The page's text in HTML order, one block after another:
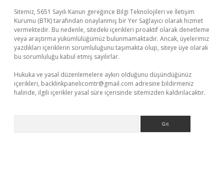
Sitemiz, 5651 Sayılı Kanun gereğince Bilgi Teknolojileri ve İletişim
Kurumu (BTK) tarafından onaylanmış bir Yer Sağlayıcı olarak hizmet
vermektedir. Bu nedenle, sitedeki içerikleri proaktif olarak denetleme
veya araştırma yükümlülüğümüz bulunmamaktadır. Ancak, üyelerimiz
yazdıkları içeriklerin sorumluluğunu taşımakta olup, siteye üye olarak
bu sorumluluğu kabul etmiş sayılırlar.
Hukuka ve yasal düzenlemelere aykırı olduğunu düşündüğünüz
içerikleri, backlinkpanelicomtr@gmail.com adresine bildirmeniz
halinde, ilgili içerikler yasal süre içerisinde sitemizden kaldırılacaktır.